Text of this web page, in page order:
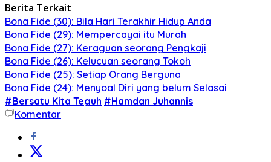
Berita Terkait
Bona Fide (30): Bila Hari Terakhir Hidup Anda
Bona Fide (29): Mempercayai itu Murah
Bona Fide (27): Keraguan seorang Pengkaji
Bona Fide (26): Kelucuan seorang Tokoh
Bona Fide (25): Setiap Orang Berguna
Bona Fide (24): Menyoal Diri yang belum Selasai
#Bersatu Kita Teguh #Hamdan Juhannis
Komentar